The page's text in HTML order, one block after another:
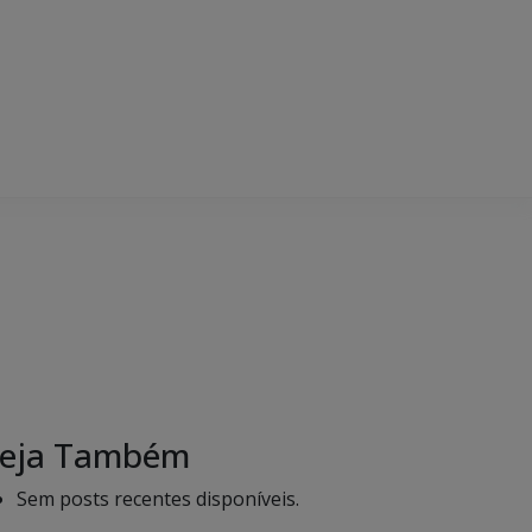
Também
Sem posts recentes disponíveis.